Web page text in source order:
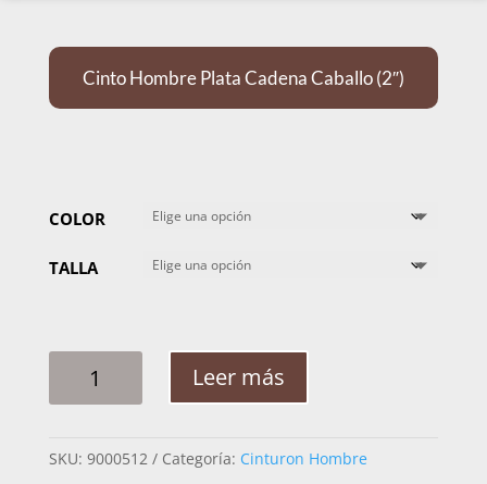
Cinto Hombre Plata Cadena Caballo (2″)
COLOR
TALLA
HOMBRE
CABALLO
Leer más
SKU: 9000512 Categoría: Cinturon Hombre